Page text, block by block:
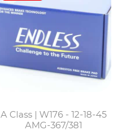
A Class | W176 - 12-18-45
AMG-367/381